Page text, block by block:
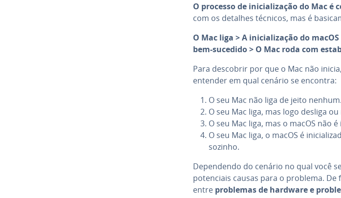
O processo de ini­ci­a­li­za­ção do Mac é
com os detalhes técnicos, mas é
O Mac liga > A ini­ci­a­li­za­ção do
bem-sucedido > O Mac roda com
Para descobrir por que o Mac não
entender em qual cenário se encontra:
O seu Mac não liga de jeito nenhum.
O seu Mac liga, mas logo desliga
O seu Mac liga, mas o macOS não
O seu Mac liga, o macOS é
sozinho.
De­pen­dendo do cenário no qual você
po­ten­ci­ais causas para o problema.
entre problemas de hardware e